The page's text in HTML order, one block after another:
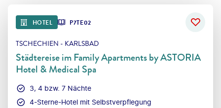
HOTEL P7TE02
TSCHECHIEN - KARLSBAD
Städtereise im Family Apartments by ASTORIA
Hotel & Medical Spa
3, 4 bzw. 7 Nächte
4-Sterne-Hotel mit Selbstverpflegung